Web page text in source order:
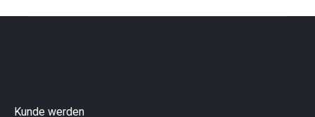
Kunde werden